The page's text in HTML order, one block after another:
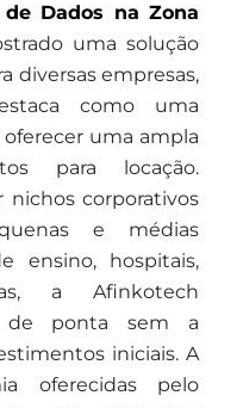
Dados na Zona
uma solução
diversas empresas,
como uma
uma ampla
para locação.
nichos corporativos
e médias
ensino, hospitais,
a Afinkotech
de ponta sem a
iniciais. A
oferecidas pelo